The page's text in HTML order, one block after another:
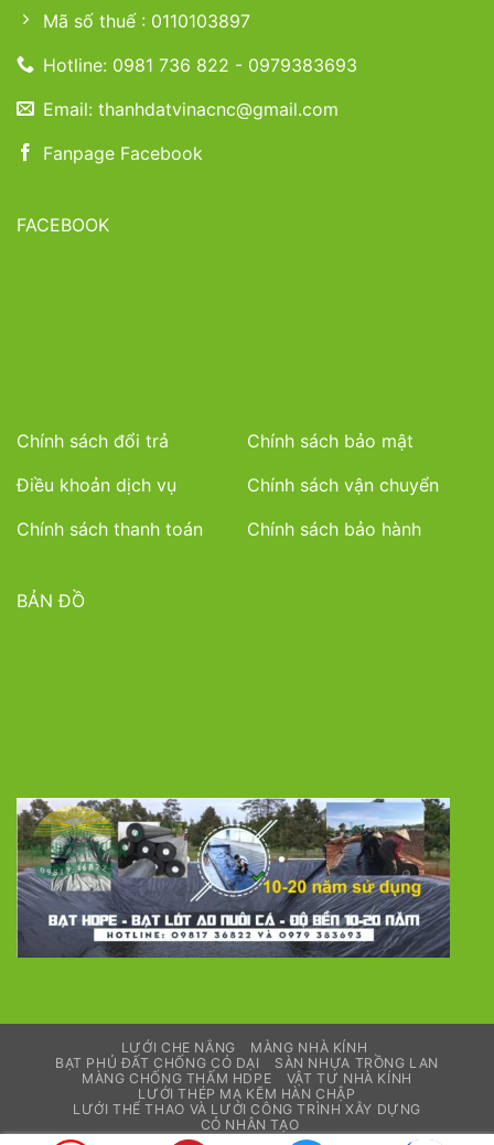
Mã số thuế : 0110103897
Hotline: 0981 736 822 - 0979383693
Email: thanhdatvinacnc@gmail.com
Fanpage Facebook
FACEBOOK
Chính sách đổi trả
Chính sách bảo mật
Điều khoản dịch vụ
Chính sách vận chuyển
Chính sách thanh toán
Chính sách bảo hành
BẢN ĐỒ
LƯỚI CHE NẮNG
MÀNG NHÀ KÍNH
BẠT PHỦ ĐẤT CHỐNG CỎ DẠI
SÀN NHỰA TRỒNG LAN
MÀNG CHỐNG THẤM HDPE
VẬT TƯ NHÀ KÍNH
LƯỚI THÉP MẠ KẼM HÀN CHẬP
LƯỚI THỂ THAO VÀ LƯỚI CÔNG TRÌNH XÂY DỰNG
CỎ NHÂN TẠO